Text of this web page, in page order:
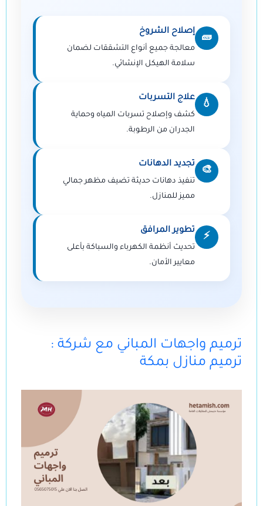
🧱
إصلاح الشروخ
معالجة جميع أنواع التشققات لضمان
سلامة الهيكل الإنشائي.
💧
علاج التسربات
كشف وإصلاح تسربات المياه وحماية
الجدران من الرطوبة.
🎨
تجديد الدهانات
تنفيذ دهانات حديثة تضيف مظهر جمالي
مميز للمنازل.
⚡
تطوير المرافق
تحديث أنظمة الكهرباء والسباكة بأعلى
معايير الأمان.
: ترميم واجهات المباني مع شركة
ترميم منازل بمكة